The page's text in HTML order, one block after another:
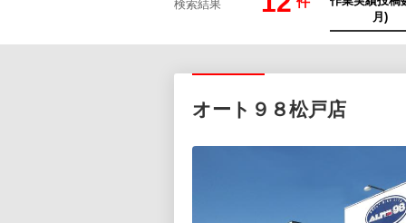
検索結果
オート９８松戸店